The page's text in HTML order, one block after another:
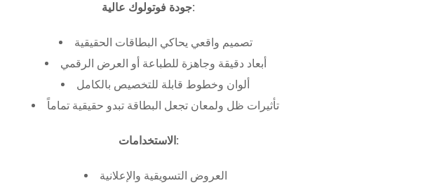
جودة فوتولوك عالية:
تصميم واقعي يحاكي البطاقات الحقيقية
أبعاد دقيقة وجاهزة للطباعة أو العرض الرقمي
ألوان وخطوط قابلة للتخصيص بالكامل
تأثيرات ظل ولمعان تجعل البطاقة تبدو حقيقية تماماً
الاستخدامات:
العروض التسويقية والإعلانية